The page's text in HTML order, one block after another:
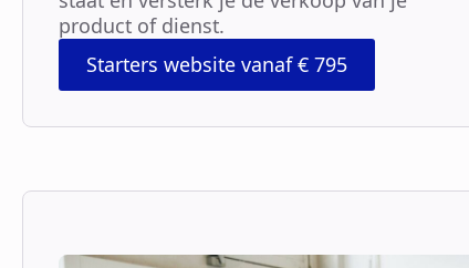
product of dienst.
Starters website vanaf € 795